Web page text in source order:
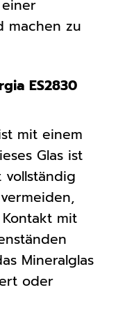
machen zu
ES2830
mit einem
Glas ist
mit
Mineralglas
oder